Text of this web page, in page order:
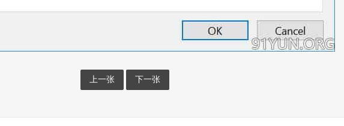
上一张 下一张